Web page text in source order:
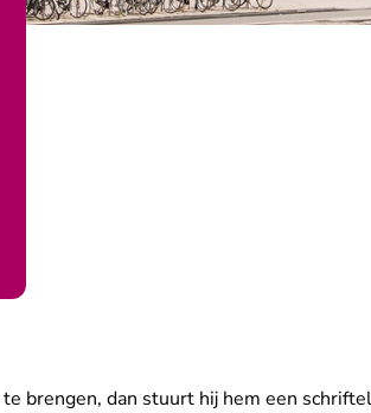
brengen, dan stuurt hij hem een